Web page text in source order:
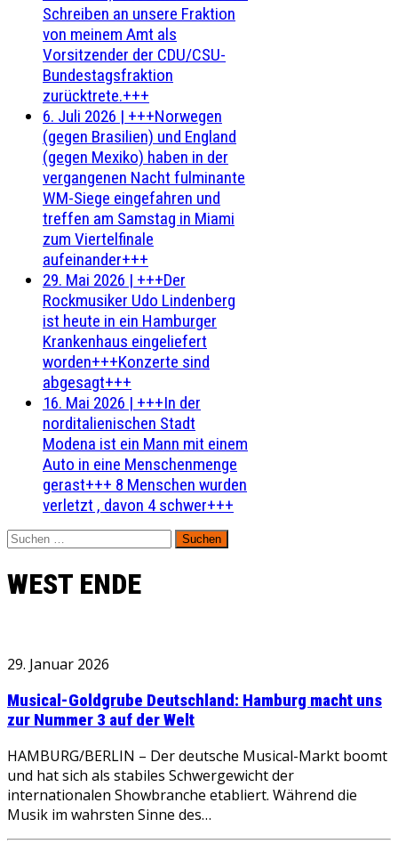
Schreiben an unsere Fraktion
von meinem Amt als
Vorsitzender der CDU/CSU-
Bundestagsfraktion
zurücktrete.+++
6. Juli 2026 | +++Norwegen
(gegen Brasilien) und England
(gegen Mexiko) haben in der
vergangenen Nacht fulminante
WM-Siege eingefahren und
treffen am Samstag in Miami
zum Viertelfinale
aufeinander+++
29. Mai 2026 | +++Der
Rockmusiker Udo Lindenberg
ist heute in ein Hamburger
Krankenhaus eingeliefert
worden+++Konzerte sind
abgesagt+++
16. Mai 2026 | +++In der
norditalienischen Stadt
Modena ist ein Mann mit einem
Auto in eine Menschenmenge
gerast+++ 8 Menschen wurden
verletzt , davon 4 schwer+++
Suchen
nach:
WEST ENDE
29. Januar 2026
Musical-Goldgrube Deutschland: Hamburg macht uns
zur Nummer 3 auf der Welt
HAMBURG/BERLIN – Der deutsche Musical-Markt boomt
und hat sich als stabiles Schwergewicht der
internationalen Showbranche etabliert. Während die
Musik im wahrsten Sinne des…